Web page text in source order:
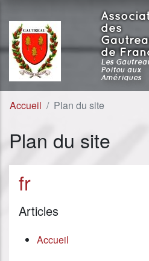
des
de
Les
Poitou aux
Amériques
Accueil Plan du site
Plan du site
fr
Articles
Accueil